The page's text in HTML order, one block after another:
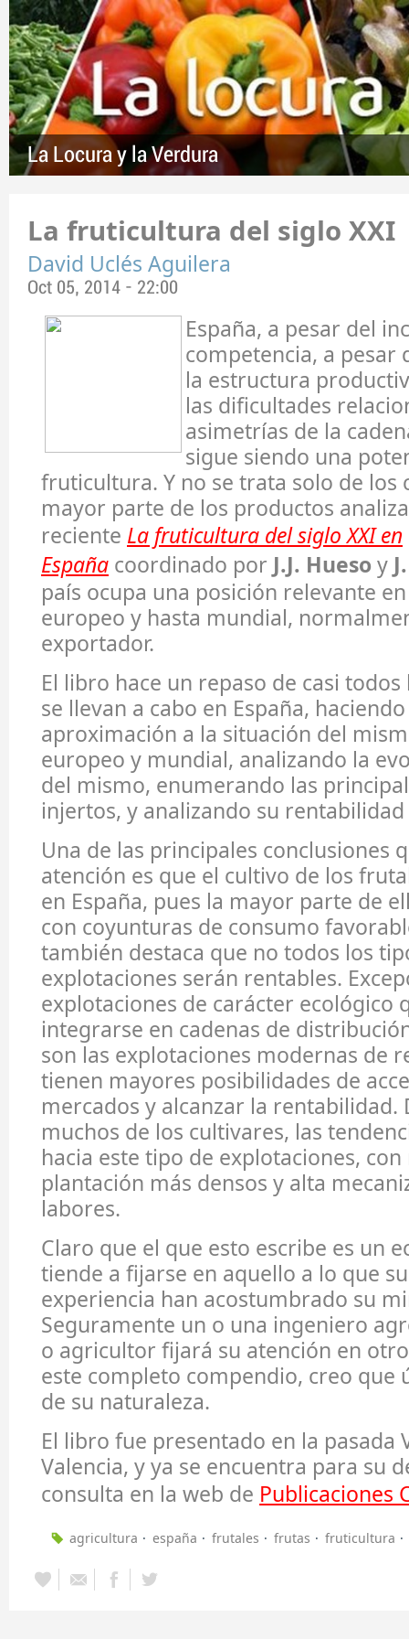
La Locura y la Verdura
La fruticultura del siglo XXI
David Uclés Aguilera
Oct 05, 2014 - 22:00
España, a pesar del
competencia, a pesar
la estructura
las dificultades
asimetrías de la
sigue siendo una
fruticultura. Y no se trata solo de los
mayor parte de los productos
reciente La fruticultura del siglo XXI en
España coordinado por J.J. Huesoy
país ocupa una posición relevante
europeo y hasta mundial,
exportador.
El libro hace un repaso de casi
se llevan a cabo en España,
aproximación a la situación del
europeo y mundial, analizando la
del mismo, enumerando las
injertos, y analizando su
Una de las principales conclusiones
atención es que el cultivo de los
en España, pues la mayor parte de
con coyunturas de consumo
también destaca que no todos los
explotaciones serán rentables.
explotaciones de carácter ecológico
integrarse en cadenas de
son las explotaciones modernas de
tienen mayores posibilidades de
mercados y alcanzar la rentabilidad.
muchos de los cultivares, las
hacia este tipo de explotaciones,
plantación más densos y alta
labores.
Claro que el que esto escribe es un
tiende a fijarse en aquello a lo que
experiencia han acostumbrado su
Seguramente un o una ingeniero
o agricultor fijará su atención en
este completo compendio, creo que
de su naturaleza.
El libro fue presentado en la pasada
Valencia, y ya se encuentra para su
consulta en la web de Publicaciones
agricultura españa frutales frutas fruticultura